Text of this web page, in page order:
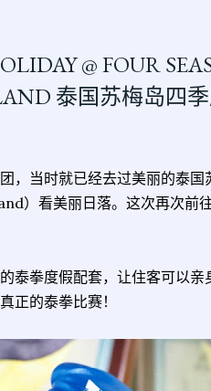
@ FOUR
泰国苏梅岛四
，当时就已经去过美丽的泰国
）看美丽日落。这次再次前
泰拳度假配套，让住客可以亲
正的泰拳比赛！